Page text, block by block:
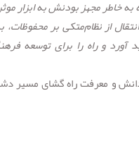
مجهز بودنش به ابزار موثر
از نظام‌متکی بر محفوظات،
و راه را برای توسعه
و معرفت راه گشای مسیر